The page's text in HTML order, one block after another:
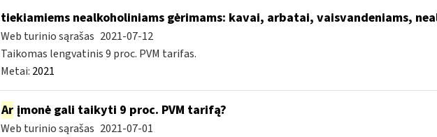
tiekiamiems nealkoholiniams gėrimams: kavai, arbatai, vaisvandeniams,
Web turinio sąrašas 2021-07-12
Taikomas lengvatinis 9 proc. PVM tarifas.
Metai: 2021
Arįmonė gali taikyti 9 proc. PVM tarifą?
Web turinio sąrašas 2021-07-01